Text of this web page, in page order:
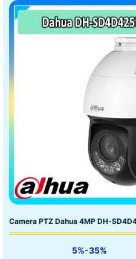
Camera PTZ Dahua 4MP DH-
5%-35%